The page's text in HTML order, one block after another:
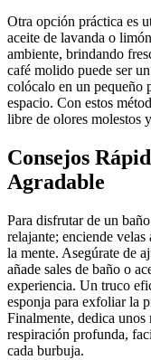
Otra opción práctica es
aceite de lavanda o
ambiente, brindando
café molido puede ser
colócalo en un pequeño
espacio. Con estos
libre de olores molestos
Consejos
Agradable
Para disfrutar de un
relajante; enciende
la mente. Asegúrate de
añade sales de baño o
experiencia. Un truco
esponja para exfoliar la
Finalmente, dedica
respiración profunda,
cada burbuja.